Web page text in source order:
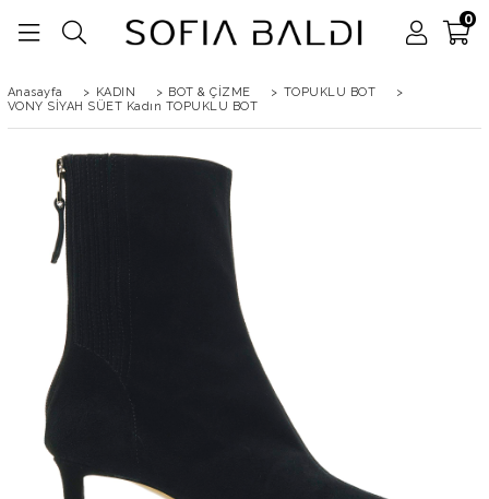
0
Anasayfa > KADIN > BOT & ÇİZME > TOPUKLU BOT
>
VONY SİYAH SÜET Kadın TOPUKLU BOT